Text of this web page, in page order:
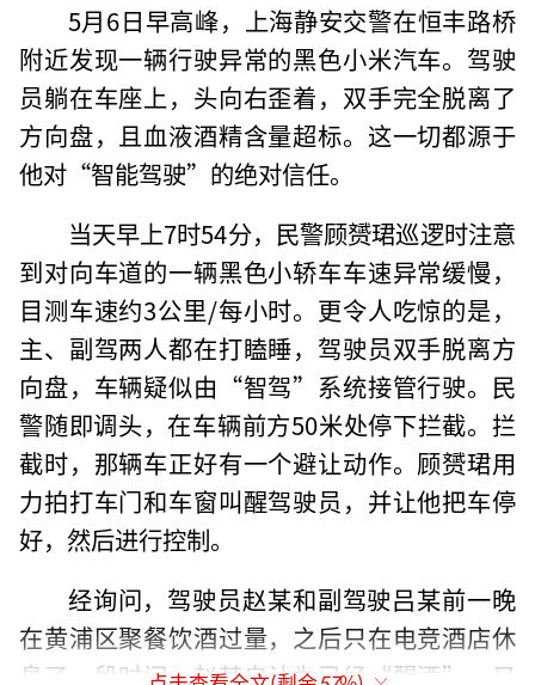
5月6日早高峰，上海静安交警在恒丰路桥
附近发现一辆行驶异常的黑色小米汽车。驾驶
员躺在车座上，头向右歪着，双手完全脱离了
方向盘，且血液酒精含量超标。这一切都源于
他对“智能驾驶”的绝对信任。
当天早上7时54分，民警顾赟珺巡逻时注意
到对向车道的一辆黑色小轿车车速异常缓慢，
目测车速约3公里/每小时。更令人吃惊的是，
主、副驾两人都在打瞌睡，驾驶员双手脱离方
向盘，车辆疑似由“智驾”系统接管行驶。民
警随即调头，在车辆前方50米处停下拦截。拦
截时，那辆车正好有一个避让动作。顾赟珺用
力拍打车门和车窗叫醒驾驶员，并让他把车停
好，然后进行控制。
经询问，驾驶员赵某和副驾驶吕某前一晚
在黄浦区聚餐饮酒过量，之后只在电竞酒店休
息了一段时间。赵某自认为已经“醒酒”，又